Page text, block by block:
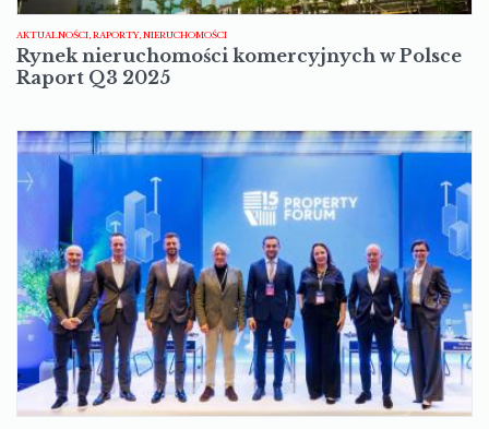
AKTUALNOŚCI, RAPORTY, NIERUCHOMOŚCI
Rynek nieruchomości komercyjnych w Polsce
Raport Q3 2025